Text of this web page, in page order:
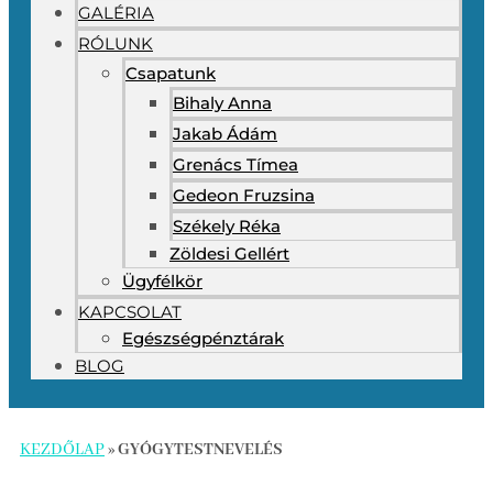
GALÉRIA
RÓLUNK
Csapatunk
Bihaly Anna
Jakab Ádám
Grenács Tímea
Gedeon Fruzsina
Székely Réka
Zöldesi Gellért
Ügyfélkör
KAPCSOLAT
Egészségpénztárak
BLOG
KEZDŐLAP»GYÓGYTESTNEVELÉS